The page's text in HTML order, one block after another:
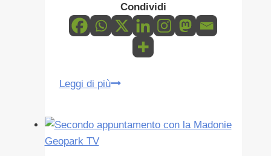
Condividi
Leggi di piùUndicesima
Slalom